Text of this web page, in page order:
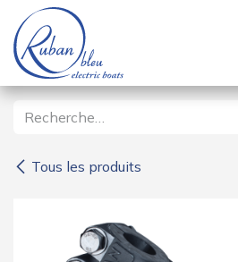
Se rendre au contenu
Tous les produits